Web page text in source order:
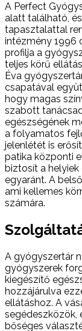
A Perfect
alatt található,
tapasztalattal
intézmény 1996
profilja a
teljes körű
Éva
csapatával
hogy magas
szabott
egészségének
a folyamatos
jelenlétét is
patika központi
biztosít a helyiek
egyaránt. A
ami kellemes
számára.
A gyógyszertár
gyógyszerek
kiegészítő
hozzájárulva
ellátáshoz. A
segédeszközök,
bőséges